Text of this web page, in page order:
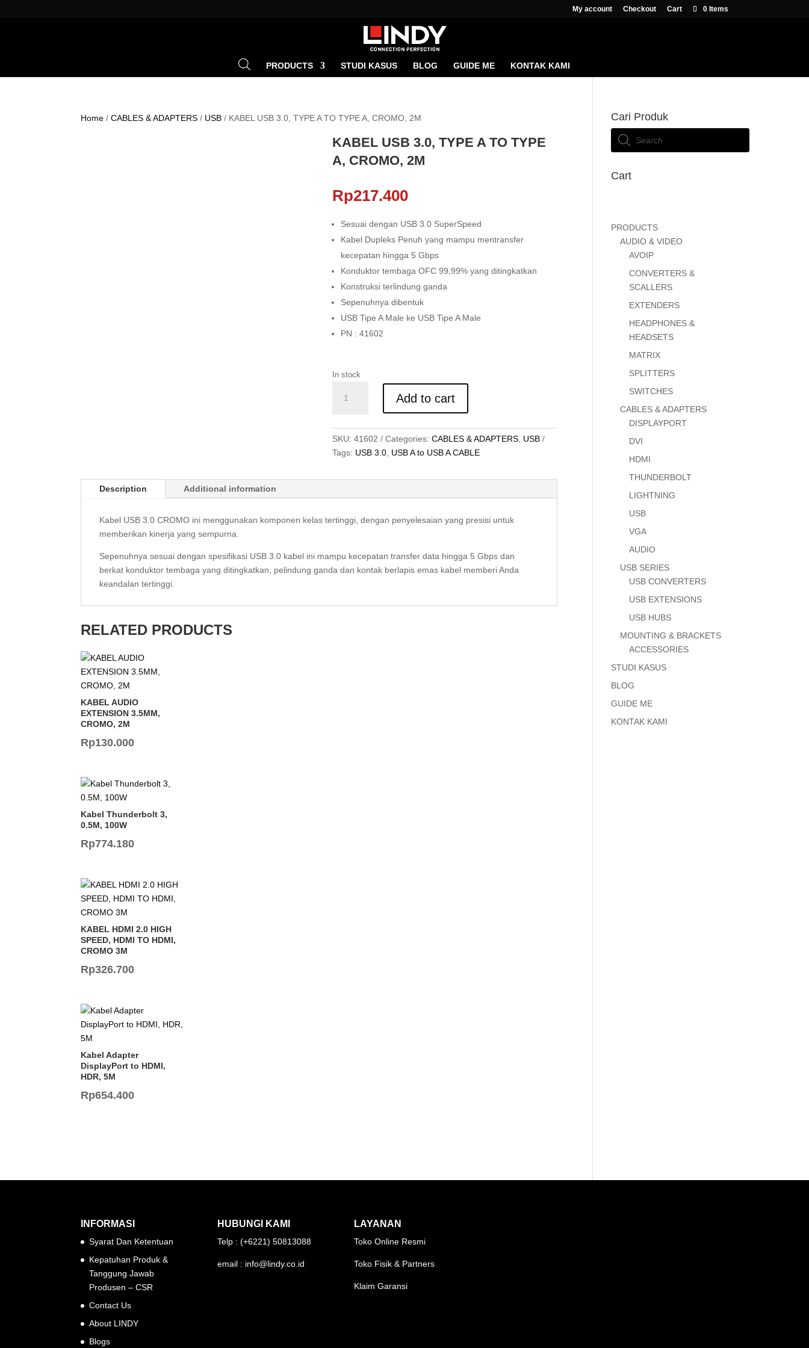
My account Checkout Cart 0 Items
PRODUCTS STUDI KASUS BLOG GUIDE ME KONTAK KAMI
Home /CABLES & ADAPTERS / USB / KABEL USB 3.0, TYPE A TO TYPE A, CROMO, 2M
KABEL USB 3.0, TYPE A TO TYPE
A, CROMO, 2M
Rp217.400
Sesuai dengan USB 3.0 SuperSpeed
Kabel Dupleks Penuh yang mampu mentransfer
kecepatan hingga 5 Gbps
Konduktor tembaga OFC 99,99% yang ditingkatkan
Konstruksi terlindung ganda
Sepenuhnya dibentuk
USB Tipe A Male ke USB Tipe A Male
PN : 41602
In stock
USB
TYPE
A
TO
CROMO,
quantity
Add to cart
SKU: 41602 Categories: CABLES & ADAPTERS, USB
Tags: USB 3.0, USB A to USB A CABLE
Description Additional information
Kabel USB 3.0 CROMO ini menggunakan komponen kelas tertinggi, dengan penyelesaian yang presisi untuk
memberikan kinerja yang sempurna.
Sepenuhnya sesuai dengan spesifikasi USB 3.0 kabel ini mampu kecepatan transfer data hingga 5 Gbps dan
berkat konduktor tembaga yang ditingkatkan, pelindung ganda dan kontak berlapis emas kabel memberi Anda
keandalan tertinggi.
RELATED PRODUCTS
KABEL AUDIO
EXTENSION 3.5MM,
CROMO, 2M
Rp130.000
Kabel Thunderbolt 3,
0.5M, 100W
Rp774.180
KABEL HDMI 2.0 HIGH
SPEED, HDMI TO HDMI,
CROMO 3M
Rp326.700
Kabel Adapter
DisplayPort to HDMI,
HDR, 5M
Rp654.400
Cari Produk
Products
search
Cart
PRODUCTS
AUDIO & VIDEO
AVOIP
CONVERTERS &
SCALLERS
EXTENDERS
HEADPHONES &
HEADSETS
MATRIX
SPLITTERS
SWITCHES
CABLES & ADAPTERS
DISPLAYPORT
DVI
HDMI
THUNDERBOLT
LIGHTNING
USB
VGA
AUDIO
USB SERIES
USB CONVERTERS
USB EXTENSIONS
USB HUBS
MOUNTING & BRACKETS
ACCESSORIES
STUDI KASUS
BLOG
GUIDE ME
KONTAK KAMI
INFORMASI
Syarat Dan Ketentuan
Kepatuhan Produk &
Tanggung Jawab
Produsen – CSR
Contact Us
About LINDY
Blogs
HUBUNGI KAMI
Telp : (+6221) 50813088
email : info@lindy.co.id
LAYANAN
Toko Online Resmi
Toko Fisik & Partners
Klaim Garansi